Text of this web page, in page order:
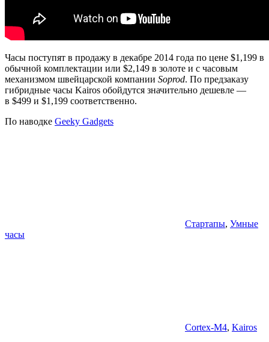
Часы поступят в продажу в декабре 2014 года по цене $1,199 в
обычной комплектации или $2,149 в золоте и с часовым
механизмом швейцарской компании Soprod. По предзаказу
гибридные часы Kairos обойдутся значительно дешевле —
в $499 и $1,199 соответственно.
По наводке Geeky Gadgets
Стартапы, Умные
часы
Cortex-M4, Kairos